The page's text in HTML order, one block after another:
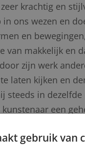
krachtig en
ons wezen en
en
van makkelijk en
zijn werk
laten kijken en
steeds in
een
is dat zijn
niet in routine
gebruik van